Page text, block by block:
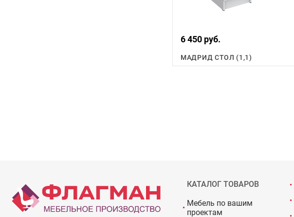
6 450 руб.
МАДРИД СТОЛ (1,1)
КАТАЛОГ ТОВАРОВ
Мебель по вашим
проектам